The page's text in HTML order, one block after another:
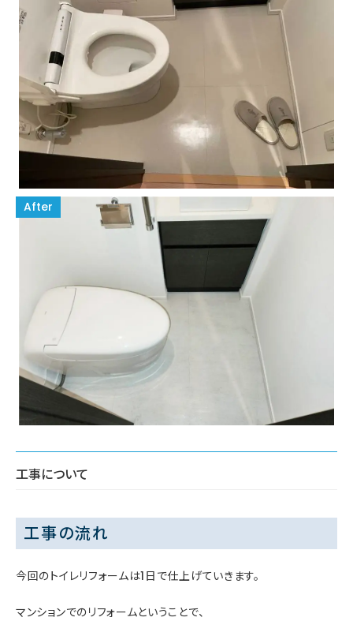
工事について
工事の流れ
今回のトイレリフォームは1日で仕上げていきます。
マンションでのリフォームということで、